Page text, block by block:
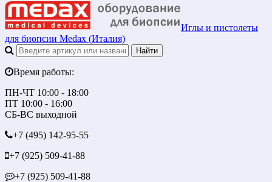
Иглы и пистолеты
для биопсии Medax (Италия)
Время работы:
ПН-ЧТ 10:00 - 18:00
ПТ 10:00 - 16:00
СБ-ВС выходной
+7 (495) 142-95-55
+7 (925) 509-41-88
+7 (925) 509-41-88